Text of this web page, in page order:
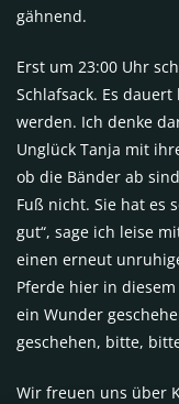
gähnend.
Erst um 23:00 Uhr
Schlafsack. Es
werden. Ich denke
Unglück Tanja mit
ob die Bänder ab
Fuß nicht. Sie hat es
gut“, sage ich leise
einen erneut
Pferde hier in
ein Wunder
geschehen, bitte,
Wir freuen uns über